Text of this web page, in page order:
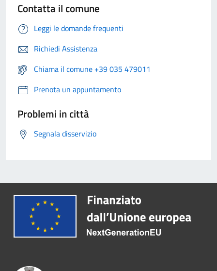
Contatta il comune
Leggi le domande frequenti
Richiedi Assistenza
Chiama il comune +39 035 479011
Prenota un appuntamento
Problemi in città
Segnala disservizio